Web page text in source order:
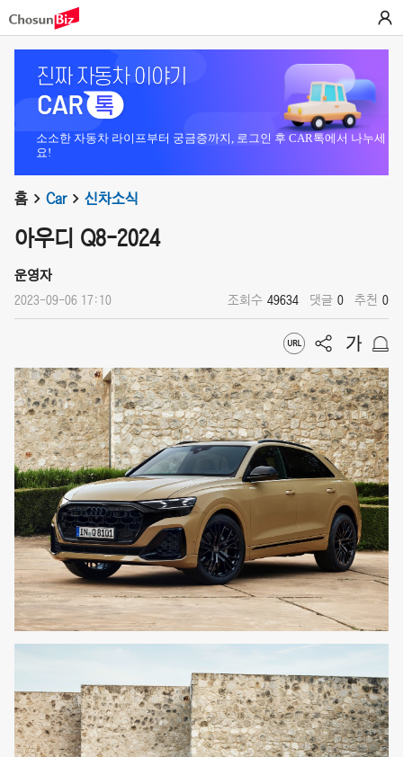
소소한 자동차 라이프부터 궁금증까지, 로그인 후 CAR톡에서 나누세
요!
홈 Car 신차소식
아우디 Q8-2024
운영자
2023-09-06 17:10 조회수 49634 댓글 0 추천 0